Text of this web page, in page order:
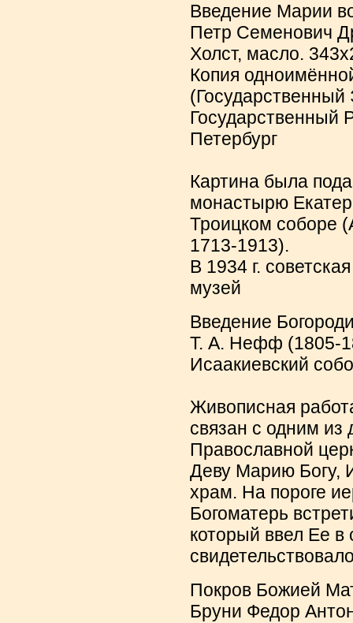
Введение Марии
Петр Семенович
Холст, масло.
Копия
Государственный
Петербург
Картина была
монастырю
Троицком соборе
1713-1913).
В 1934 г.
музей
Введение
Т. А. Нефф (1805-
Исаакиевский
Живописная
связан с одним из
Православной
Деву Марию Богу,
храм. На пороге
Богоматерь
который ввел Ее
Покров Божией
Бруни Федор